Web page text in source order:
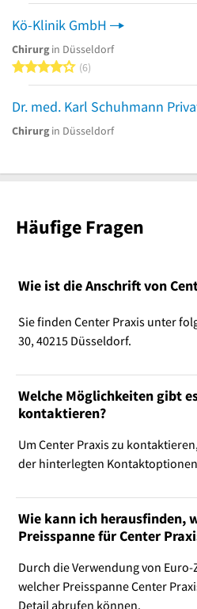
Kö-Klinik GmbH
Chirurg in Düsseldorf
4 von 5 Sternen
6
Chirurg in Düsseldorf
Häufige Fragen
Wie ist die Anschrift von
Sie finden Center Praxis unter
30, 40215 Düsseldorf.
Welche Möglichkeiten gibt
kontaktieren?
Um Center Praxis zu
der hinterlegten
Wie kann ich herausfinden,
Preisspanne für Center
Durch die Verwendung von
welcher Preisspanne Center
Detail abrufen können.